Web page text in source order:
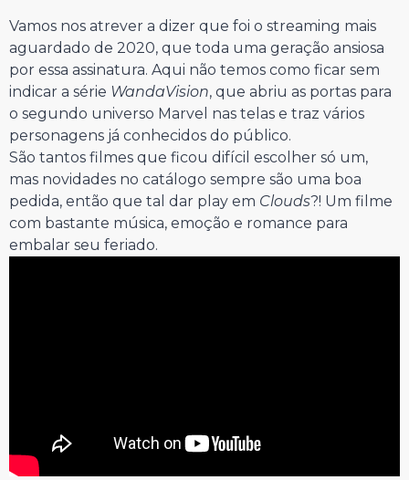
Vamos nos atrever a dizer que foi o streaming mais
aguardado de 2020, que toda uma geração ansiosa
por essa assinatura. Aqui não temos como ficar sem
indicar a série WandaVision, que abriu as portas para
o segundo universo Marvel nas telas e traz vários
personagens já conhecidos do público.
São tantos filmes que ficou difícil escolher só um,
mas novidades no catálogo sempre são uma boa
pedida, então que tal dar play em Clouds?! Um filme
com bastante música, emoção e romance para
embalar seu feriado.